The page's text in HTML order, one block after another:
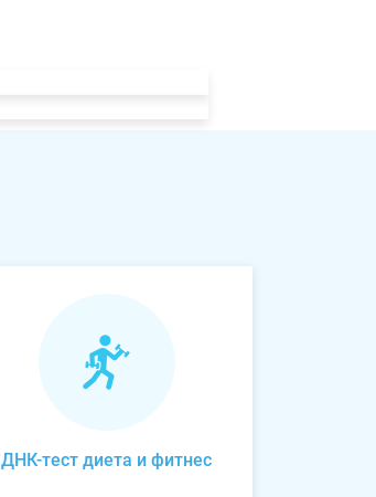
ДНК-тест диета и фитнес